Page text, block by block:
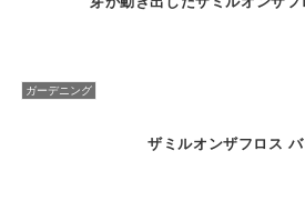
ガーデニング
ザミルオンザフロス